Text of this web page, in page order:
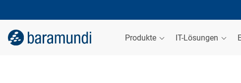
Produkte IT-Lösungen